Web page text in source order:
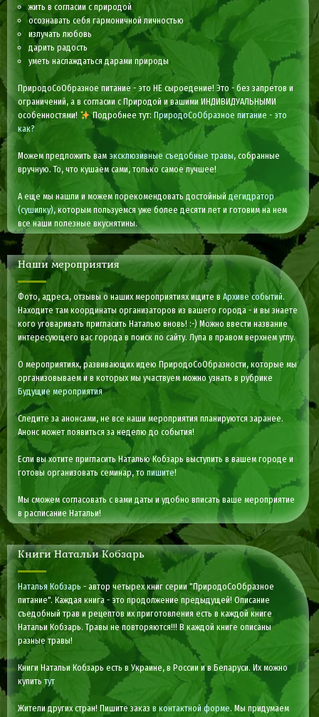
жить в согласии с природой
осознавать себя гармоничной личностью
излучать любовь
дарить радость
уметь наслаждаться дарами природы
ПриродоСоОбразное питание - это НЕ сыроедение! Это - без запретов и
ограничений, а в согласии с Природой и вашими ИНДИВИДУАЛЬНЫМИ
особенностями!
Подробнее тут: ПриродоСоОбразное питание - это
как?
Можем предложить вам эксклюзивные съедобные травы, собранные
вручную. То, что кушаем сами, только самое лучшее!
А еще мы нашли и можем порекомендовать достойныйдегидратор
(сушилку), которым пользуемся уже более десяти лет и готовим на нем
все наши полезные вкуснятины.
Наши мероприятия
Фото, адреса, отзывы о наших мероприятиях ищите вАрхиве событий.
Находите там координаты организаторов из вашего города - и вы знаете
кого уговаривать пригласить Наталью вновь! :-) Можно ввести название
интересующего вас города в поиск по сайту. Лупа в правом верхнем углу.
О мероприятиях, развивающих идею ПриродоСоОбразности, которые мы
организовываем и в которых мы участвуем можно узнать в рубрике
Будущие мероприятия
Следите за анонсами, не все наши мероприятия планируются заранее.
Анонс может появиться за неделю до события!
Если вы хотите пригласить Наталью Кобзарь выступить в вашем городе и
готовы организовать семинар, топишите!
Мы сможем согласовать с вами даты и удобно вписать ваше мероприятие
в расписание Натальи!
Книги Натальи Кобзарь
Наталья Кобзарь - автор четырех книг серии "ПриродоСоОбразное
питание". Каждая книга - это продолжение предыдущей! Описание
съедобный трав и рецептов их приготовления есть в каждой книге
Натальи Кобзарь. Травы не повторяются!!! В каждой книге описаны
разные травы!
Книги Натальи Кобзарь есть в Украине, в России и в Беларуси. Их можно
купитьтут
Жители других стран! Пишите заказв контактной форме. Мы придумаем